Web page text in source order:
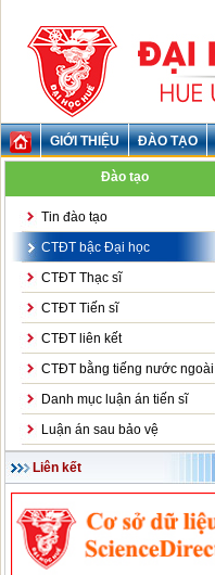
GIỚI THIỆU ĐÀO TẠO
Đào tạo
Tin đào tạo
CTĐT bậc Đại học
CTĐT Thạc sĩ
CTĐT Tiến sĩ
CTĐT liên kết
CTĐT bằng tiếng nước ngoài
Danh mục luận án tiến sĩ
Luận án sau bảo vệ
Liên kết